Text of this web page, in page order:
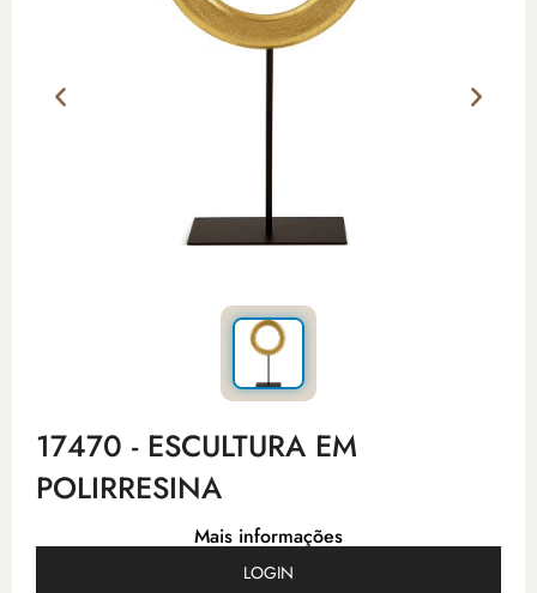
17470 - ESCULTURA EM
POLIRRESINA
Mais informações
LOGIN